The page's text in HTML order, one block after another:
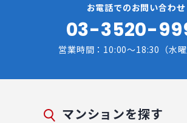
お電話でのお問い合わせ
03-3520-
営業時間：10:00～18:30（水曜
マンションを探す